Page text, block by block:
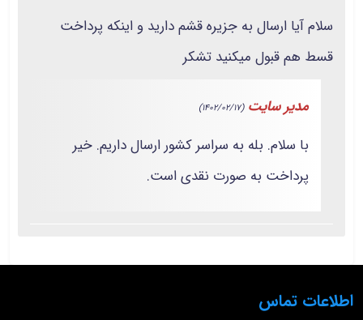
سلام آیا ارسال به جزیره قشم دارید و اینکه پرداخت
قسط هم قبول میکنید تشکر
مدیر سایت (1402/02/17)
با سلام. بله به سراسر کشور ارسال داریم. خیر
پرداخت به صورت نقدی است.
اطلاعات تماس